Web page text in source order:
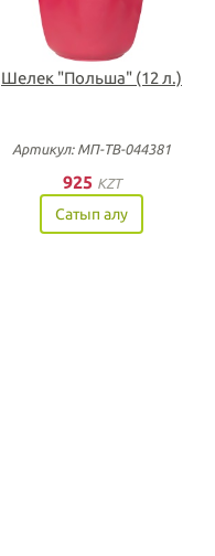
Шелек "Польша" (12 л.)
Артикул: МП-ТВ-044381
925 KZT
Сатып алу